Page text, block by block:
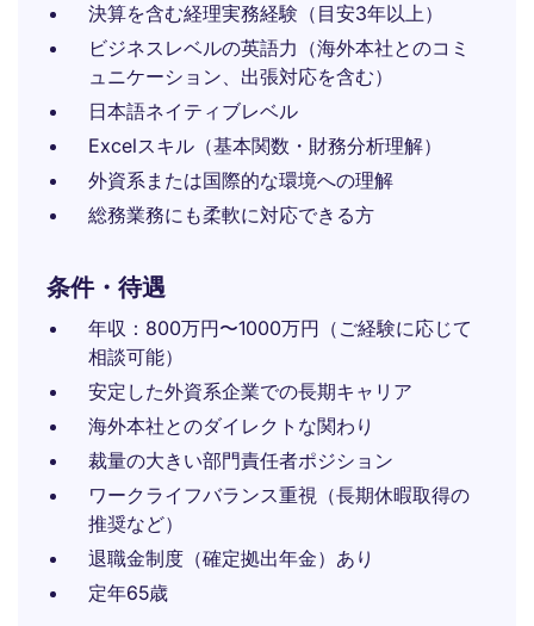
決算を含む経理実務経験（目安3年以上）
ビジネスレベルの英語力（海外本社とのコミ
ュニケーション、出張対応を含む）
日本語ネイティブレベル
Excelスキル（基本関数・財務分析理解）
外資系または国際的な環境への理解
総務業務にも柔軟に対応できる方
条件・待遇
年収：800万円〜1000万円（ご経験に応じて
相談可能）
安定した外資系企業での長期キャリア
海外本社とのダイレクトな関わり
裁量の大きい部門責任者ポジション
ワークライフバランス重視（長期休暇取得の
推奨など）
退職金制度（確定拠出年金）あり
定年65歳